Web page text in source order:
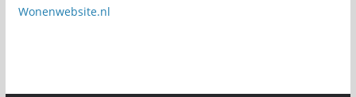
Wonenwebsite.nl